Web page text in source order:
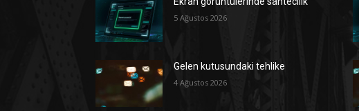
5 Ağustos 2026
Gelen kutusundaki tehlike
4 Ağustos 2026